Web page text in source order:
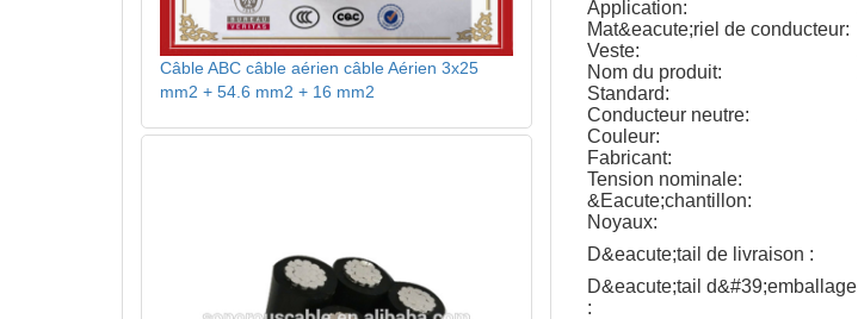
Application:
Mat&eacute;riel de conducteur:
Veste:
Nom du produit:
Standard:
Conducteur neutre:
Couleur:
Fabricant:
Tension nominale:
&Eacute;chantillon:
Noyaux:
D&eacute;tail de livraison :
D&eacute;tail d&#39;emballage
:
Câble ABC câble aérien câble Aérien 3x25
mm2 + 54.6 mm2 + 16 mm2